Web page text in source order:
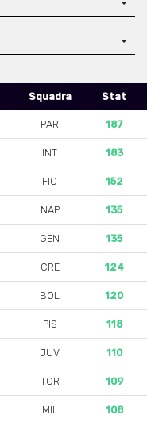
Squadra Stat
PAR 187
INT 183
FIO 152
NAP 135
GEN 135
CRE 124
BOL 120
PIS 118
JUV 110
TOR 109
MIL 108